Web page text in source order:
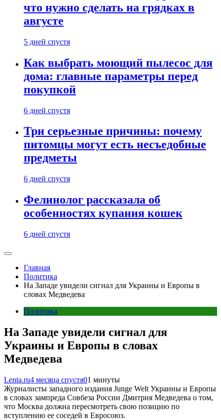
что нужно сделать на грядках в
августе
5 дней спустя
Как выбрать моющий пылесос для
дома: главные параметры перед
покупкой
6 дней спустя
Три серьезные причины: почему
питомцы могут есть несъедобные
предметы
6 дней спустя
Фелинолог рассказала об
особенностях купания кошек
6 дней спустя
Главная
Политика
На Западе увидели сигнал для Украины и Европы в
словах Медведева
Политика
На Западе увидели сигнал для
Украины и Европы в словах
Медведева
Lenta.ru4 месяца спустя01 минуты
Журналисты западного издания Junge Welt Украины и Европы
в словах зампреда Совбеза России Дмитрия Медведева о том,
что Москва должна пересмотреть свою позицию по
вступлению ее соседей в Евросоюз.